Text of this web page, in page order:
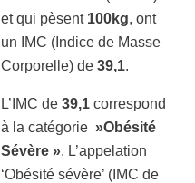
et qui pèsent 100kg, ont
un IMC (Indice de Masse
Corporelle) de 39,1.
L’IMC de 39,1 correspond
à la catégorie »Obésité
Sévère ». L’appelation
‘Obésité sévère’ (IMC de